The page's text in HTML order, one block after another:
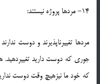
14- مردها پروژه نيستند:
مردها تغييرناپذيرند و دوست
جوري که دوست داريد تغييردهيد.
که خود ما نيزهيچ وقت دوست